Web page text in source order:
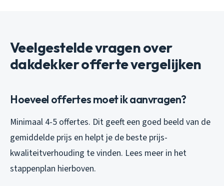
Veelgestelde vragen over
dakdekker offerte vergelijken
Hoeveel offertes moet ik aanvragen?
Minimaal 4-5 offertes. Dit geeft een goed beeld van de
gemiddelde prijs en helpt je de beste prijs-
kwaliteitverhouding te vinden. Lees meer in het
stappenplan hierboven.